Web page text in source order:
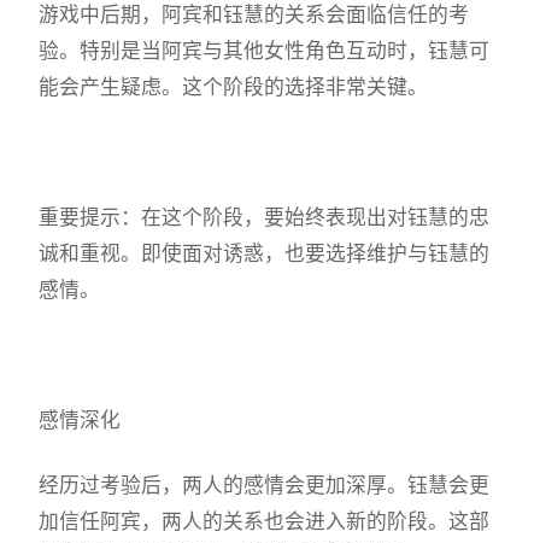
游戏中后期，阿宾和钰慧的关系会面临信任的考
验。特别是当阿宾与其他女性角色互动时，钰慧可
能会产生疑虑。这个阶段的选择非常关键。
重要提示：在这个阶段，要始终表现出对钰慧的忠
诚和重视。即使面对诱惑，也要选择维护与钰慧的
感情。
感情深化
经历过考验后，两人的感情会更加深厚。钰慧会更
加信任阿宾，两人的关系也会进入新的阶段。这部